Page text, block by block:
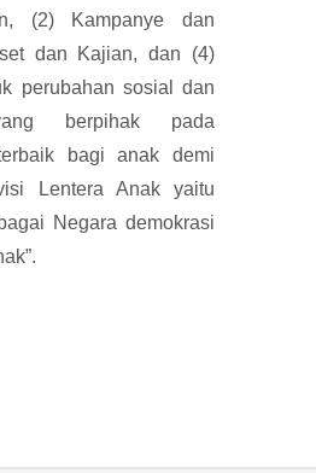
(2) Kampanye dan
dan Kajian, dan (4)
perubahan sosial dan
berpihak pada
bagi anak demi
Lentera Anak yaitu
Negara demokrasi